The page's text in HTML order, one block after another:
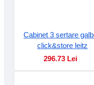
Cabinet 3 sertare
click&store leitz
296.73 Lei